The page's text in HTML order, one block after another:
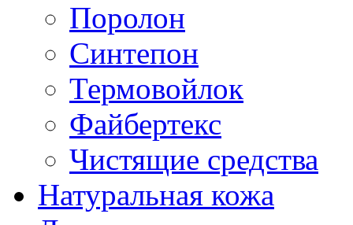
Поролон
Синтепон
Термовойлок
Файбертекс
Чистящие средства
Натуральная кожа